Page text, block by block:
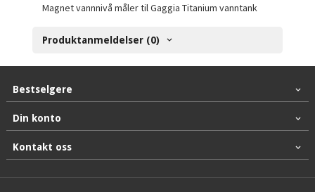
Magnet vannnivå måler til Gaggia Titanium vanntank
Produktanmeldelser (0)
Bestselgere
Din konto
Kontakt oss